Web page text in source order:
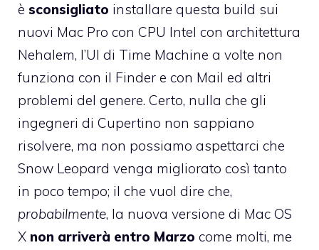
è sconsigliato installare questa build sui
nuovi Mac Pro con CPU Intel con architettura
Nehalem, l’UI di Time Machine a volte non
funziona con il Finder e con Mail ed altri
problemi del genere. Certo, nulla che gli
ingegneri di Cupertino non sappiano
risolvere, ma non possiamo aspettarci che
Snow Leopard venga migliorato così tanto
in poco tempo; il che vuol dire che,
probabilmente, la nuova versione di Mac OS
X non arriverà entro Marzo come molti, me